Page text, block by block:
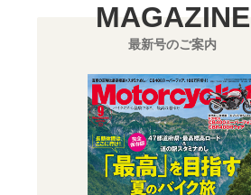
MAGAZINE
最新号のご案内